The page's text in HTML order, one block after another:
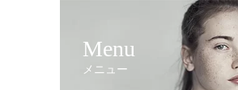
Menu
メニュー